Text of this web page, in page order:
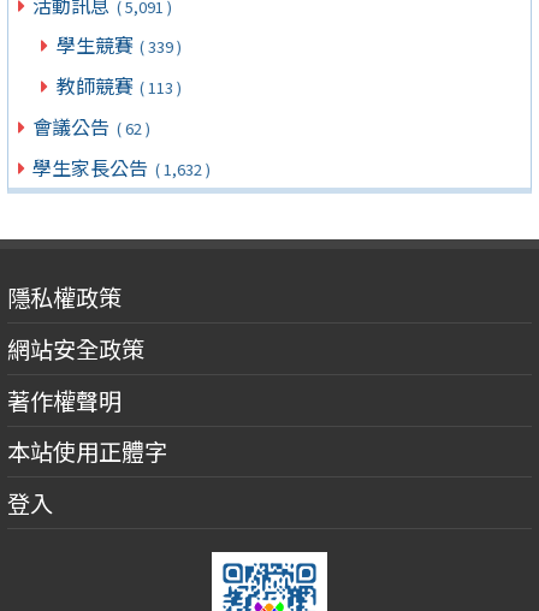
( 5,091 )
學生競賽 ( 339 )
教師競賽 ( 113 )
會議公告 ( 62 )
學生家長公告 ( 1,632 )
隱私權政策
網站安全政策
著作權聲明
本站使用正體字
登入